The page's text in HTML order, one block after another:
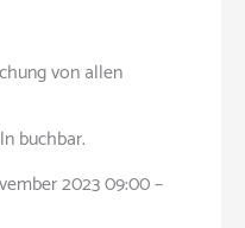
von allen
buchbar.
2023 09:00 –